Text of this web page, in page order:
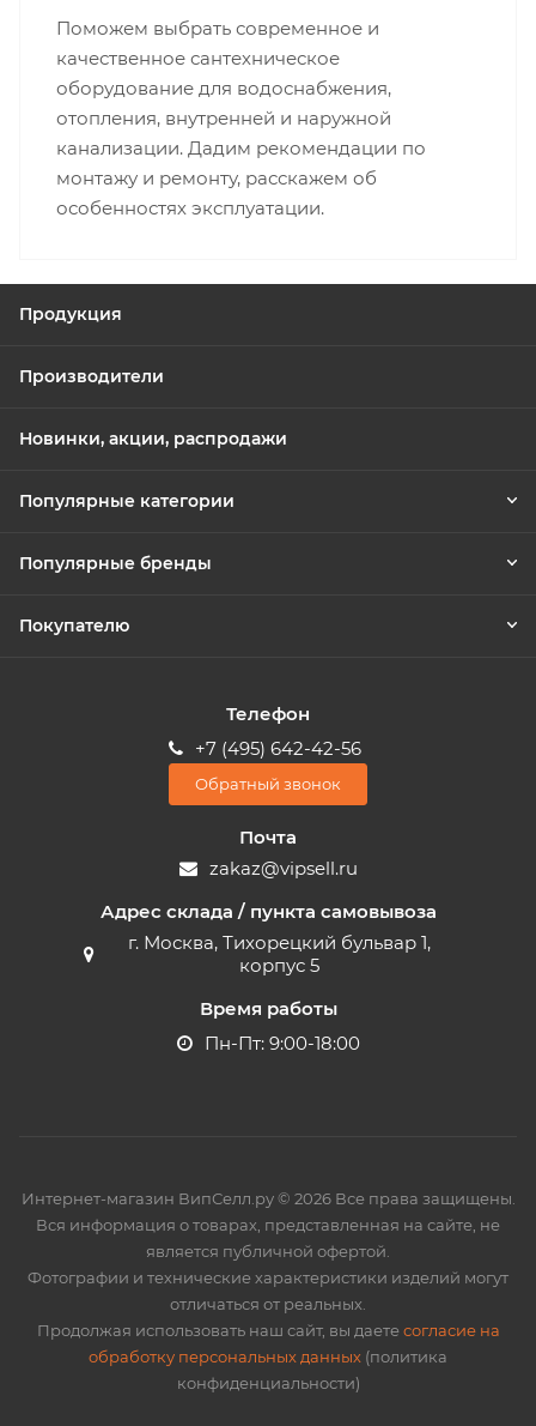
Поможем выбрать современное и
качественное сантехническое
оборудование для водоснабжения,
отопления, внутренней и наружной
канализации. Дадим рекомендации по
монтажу и ремонту, расскажем об
особенностях эксплуатации.
Продукция
Производители
Новинки, акции, распродажи
Популярные категории
Популярные бренды
Покупателю
Телефон
+7 (495) 642-42-56
Обратный звонок
Почта
zakaz@vipsell.ru
Адрес склада / пункта самовывоза
г. Москва, Тихорецкий бульвар 1,
корпус 5
Время работы
Пн-Пт: 9:00-18:00
Интернет-магазин ВипСелл.ру © 2026 Все права защищены.
Вся информация о товарах, представленная на сайте, не
является публичной офертой.
Фотографии и технические характеристики изделий могут
отличаться от реальных.
Продолжая использовать наш сайт, вы даетесогласие на
обработку персональных данных (политика
конфиденциальности)